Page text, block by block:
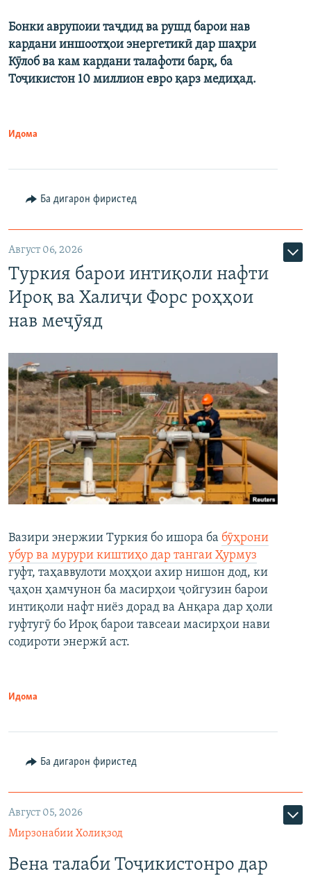
Бонки аврупоии таҷдид ва рушд барои нав
кардани иншоотҳои энергетикӣ дар шаҳри
Кӯлоб ва кам кардани талафоти барқ, ба
Тоҷикистон 10 миллион евро қарз медиҳад.
Идома
Ба дигарон фиристед
Август 06, 2026
Туркия барои интиқоли нафти
Ироқ ва Халиҷи Форс роҳҳои
нав меҷӯяд
Вазири энержии Туркия бо ишора ба бӯҳрони
убур ва мурури киштиҳо дар тангаи Ҳурмуз
гуфт, таҳаввулоти моҳҳои ахир нишон дод, ки
ҷаҳон ҳамчунон ба масирҳои ҷойгузин барои
интиқоли нафт ниёз дорад ва Анқара дар ҳоли
гуфтугӯ бо Ироқ барои тавсеаи масирҳои нави
содироти энержӣ аст.
Идома
Ба дигарон фиристед
Август 05, 2026
Мирзонабии Холиқзод
Вена талаби Тоҷикистонро дар